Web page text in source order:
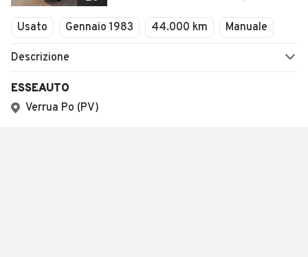
Usato Gennaio 1983 44.000 km Manuale
Descrizione
ESSEAUTO
Verrua Po (PV)